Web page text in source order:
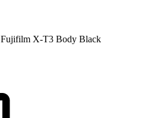
X-T3 Body Black